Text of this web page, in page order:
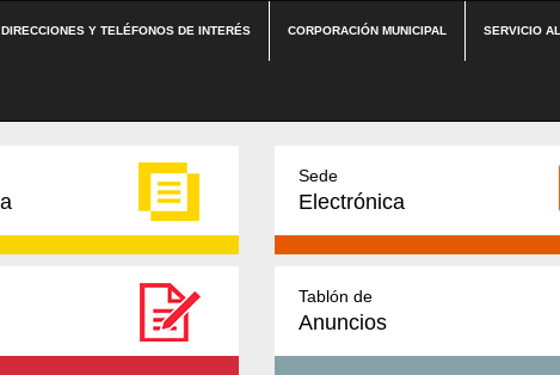
Y TELÉFONOS DE INTERÉS CORPORACIÓN MUNICIPAL SERVICIO
Sede
Electrónica
Tablón de
Anuncios